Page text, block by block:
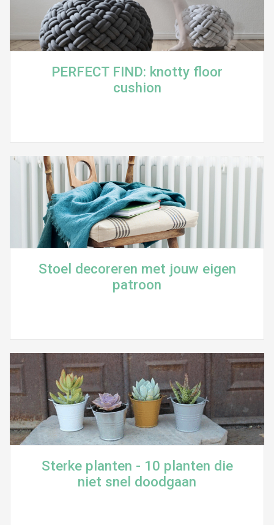
PERFECT FIND: knotty floor
cushion
Stoel decoreren met jouw eigen
patroon
Sterke planten - 10 planten die
niet snel doodgaan